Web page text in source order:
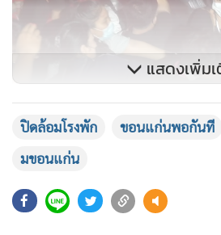
เหตุการณ์ม็อบปิดล้อม สภ.ย่อย ม.ขอน
ที่ต้องเข้ารับทราบข้อกล่าวหา ประกอ
พัฒน์ หรือครูใหญ่ 2. นายวชิรวิทย์ เทศศ
มข. 3. นายชัยธวัช รามมะเริง (นักศึกษ
แสดงเพิ่ม
ปิดล้อมโรงพัก ขอนแก่นพอกันที
มขอนแก่น